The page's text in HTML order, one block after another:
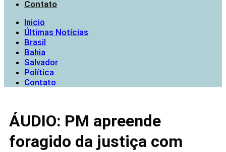
Contato
Inicio
Últimas Notícias
Brasil
Bahia
Salvador
Política
Contato
ÁUDIO: PM apreende
foragido da justiça com